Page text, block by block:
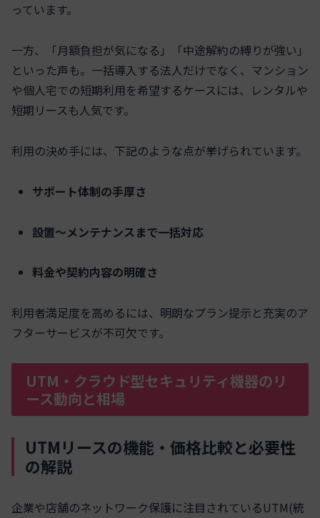
っています。
一方、「月額負担が気になる」「中途解約の縛りが強い」
といった声も。一括導入する法人だけでなく、マンション
や個人宅での短期利用を希望するケースには、レンタルや
短期リースも人気です。
利用の決め手には、下記のような点が挙げられています。
サポート体制の手厚さ
設置〜メンテナンスまで一括対応
料金や契約内容の明確さ
利用者満足度を高めるには、明朗なプラン提示と充実のア
フターサービスが不可欠です。
UTM・クラウド型セキュリティ機器のリ
ース動向と相場
UTMリースの機能・価格比較と必要性
の解説
企業や店舗のネットワーク保護に注目されているUTM(統